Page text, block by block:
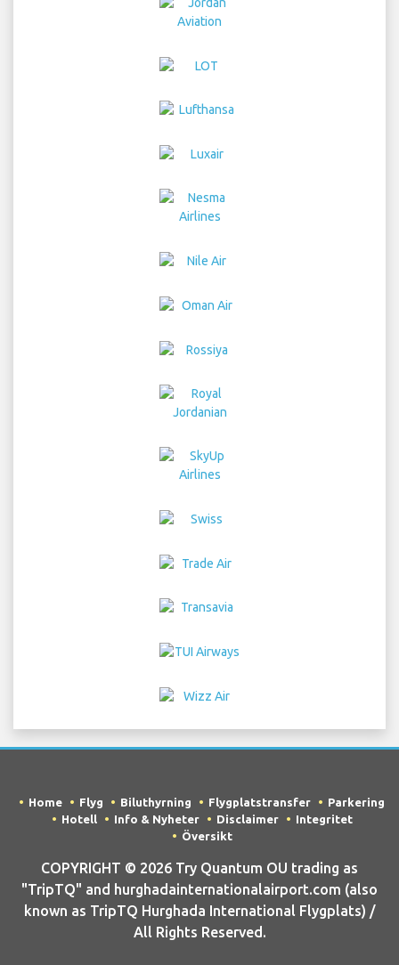
Home Flyg Biluthyrning Flygplatstransfer
Parkering
Hotell
Info & Nyheter Disclaimer
Integritet
Översikt
COPYRIGHT © 2026 Try Quantum OU trading as
"TripTQ" and hurghadainternationalairport.com (also
known as TripTQ Hurghada International Flygplats) /
All Rights Reserved.